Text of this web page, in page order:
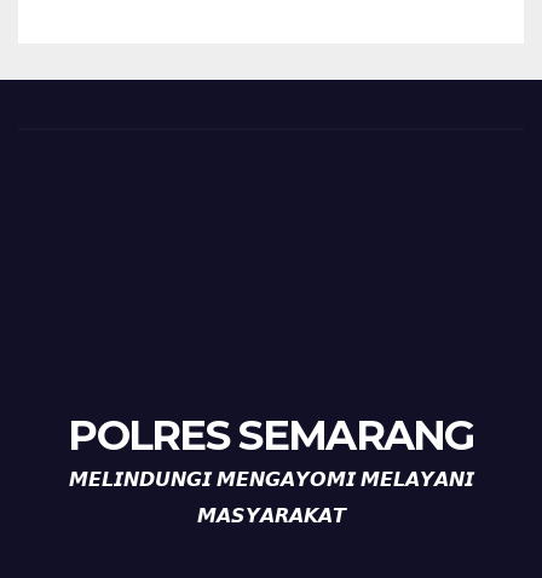
POLRES SEMARANG
𝙈𝙀𝙇𝙄𝙉𝘿𝙐𝙉𝙂𝙄 𝙈𝙀𝙉𝙂𝘼𝙔𝙊𝙈𝙄 𝙈𝙀𝙇𝘼𝙔𝘼𝙉𝙄
𝙈𝘼𝙎𝙔𝘼𝙍𝘼𝙆𝘼𝙏